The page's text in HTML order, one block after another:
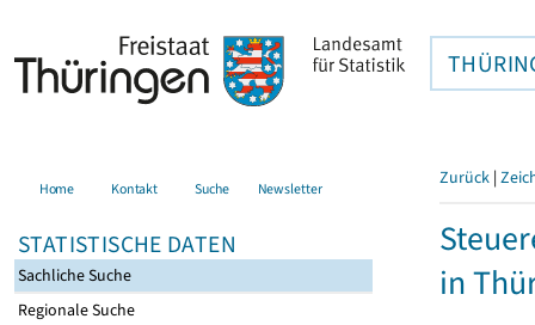
Home Kontakt Suche Newsletter
STATISTISCHE DATEN
Sachliche Suche
Regionale Suche
Zurück |
in